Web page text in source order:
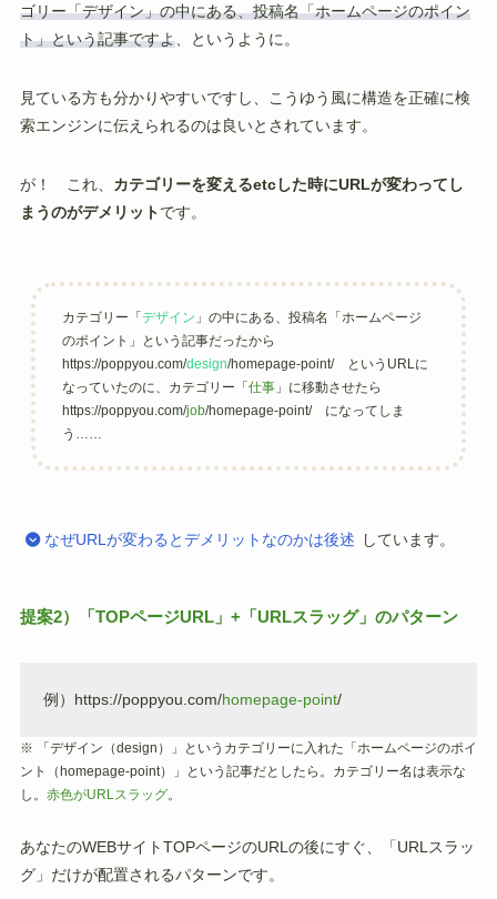
ゴリー「デザイン」の中にある、投稿名「ホームページのポイン
ト」という記事ですよ、というように。
見ている方も分かりやすいですし、こうゆう風に構造を正確に検
索エンジンに伝えられるのは良いとされています。
が！ これ、 カテゴリーを変えるetcした時にURLが変わってし
まうのがデメリットです。
カテゴリー「デザイン 」の中にある、投稿名「ホームページ
のポイント」という記事だったから
https://poppyou.com/design/homepage-point/ というURLに
なっていたのに、カテゴリー「仕事 」に移動させたら
https://poppyou.com/job/homepage-point/ になってしま
う……
なぜURLが変わるとデメリットなのかは後述 しています。
提案2）「TOPページURL」+「URLスラッグ」のパターン
例）https://poppyou.com/homepage-point/
※ 「デザイン（design）」というカテゴリーに入れた「ホームページのポイ
ント（homepage-point）」という記事だとしたら。カテゴリー名は表示な
し。 赤色がURLスラッグ。
あなたのWEBサイトTOPページのURLの後にすぐ、「URLスラッ
グ」だけが配置されるパターンです。